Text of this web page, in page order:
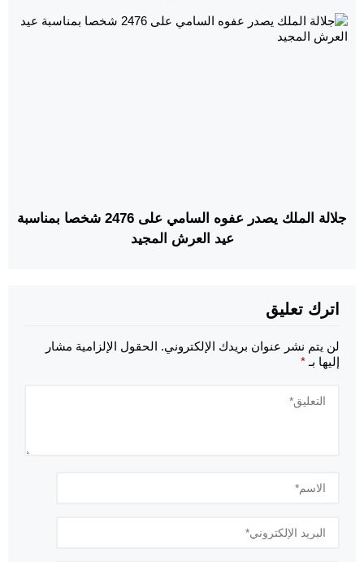
جلالة الملك يصدر عفوه السامي على 2476 شخصا بمناسبة
عيد العرش المجيد
اترك تعليق
لن يتم نشر عنوان بريدك الإلكتروني. الحقول الإلزامية مشار
إليها بـ *